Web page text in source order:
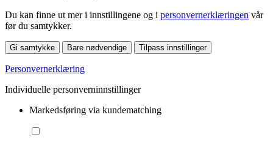
Du kan finne ut mer i innstillingene og i personvernerklæringen vår
før du samtykker.
Gi samtykke Bare nødvendige Tilpass innstillinger
Personvernerklæring
Individuelle personverninnstillinger
Markedsføring via kundematching